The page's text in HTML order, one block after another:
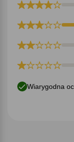
Wiarygodna